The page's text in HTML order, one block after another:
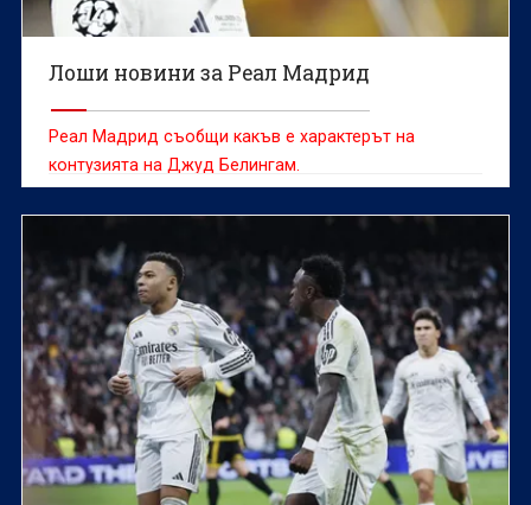
Лоши новини за Реал Мадрид
Реал Мадрид съобщи какъв е характерът на
контузията на Джуд Белингам.